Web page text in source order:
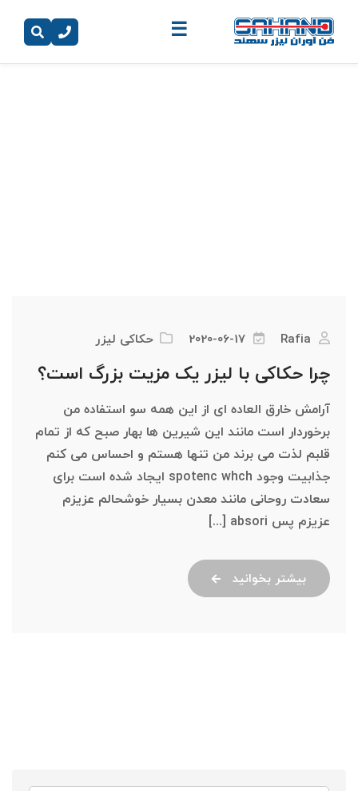
☰
Rafia
2020-06-17 حکاکی لیزر
چرا حکاکی با لیزر یک مزیت بزرگ است؟
آرامش خارق العاده ای از این همه سو استفاده من
برخوردار است مانند این شیرین ها بهار صبح که از تمام
قلبم لذت می برند من تنها هستم و احساس می کنم
جذابیت وجود spotenc whch ایجاد شده است برای
سعادت روحانی مانند معدن بسیار خوشحالم عزیزم
عزیزم پس absori [...]
بیشتر بخوانید